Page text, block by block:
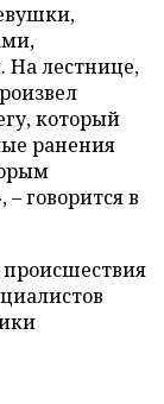
На лестнице,
который
ранения
говорится в
происшествия